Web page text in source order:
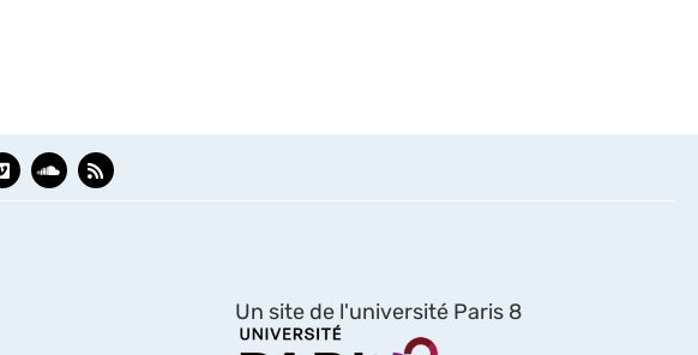
Un site de l'université Paris 8